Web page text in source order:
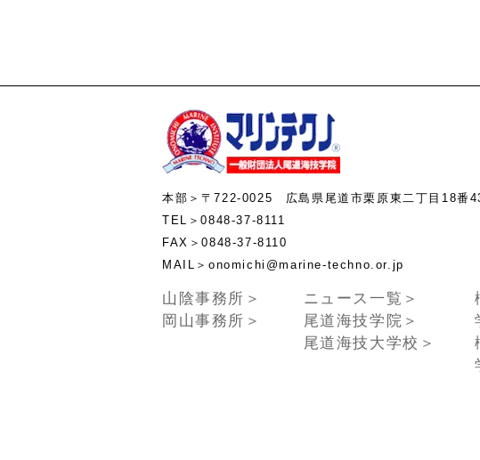
本部＞〒722-0025 広島県尾道市栗原東二丁目18番
TEL＞0848-37-8111
FAX＞0848-37-8110
MAIL＞onomichi@marine-
山陰事務所＞
岡山事務所＞
ニュース一覧＞
尾道海技学院＞
尾道海技大学校＞